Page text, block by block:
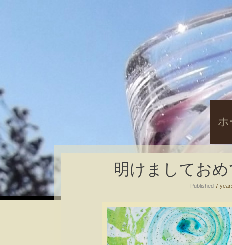
ホ
明けましておめ
Published 7